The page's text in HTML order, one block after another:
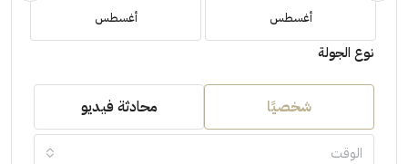
أغسطس أغسطس
نوع الجولة
شخصيًا محادثة فيديو
الوقت